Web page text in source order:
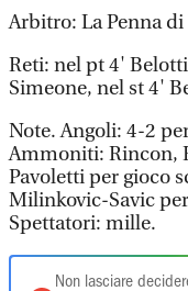
Arbitro: La Penna di
Reti: nel pt 4'
Simeone, nel st 4'
Note. Angoli: 4-2
Ammoniti: Rincon,
Pavoletti per gioco
Milinkovic-Savic
Spettatori: mille.
Non lasciare